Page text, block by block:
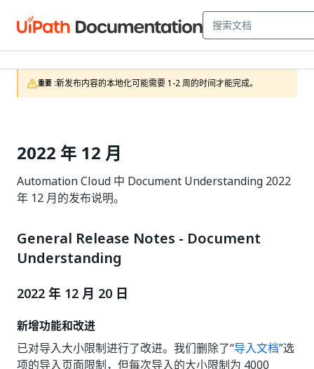
重要 :新发布内容的本地化可能需要 1-2 周的时间才能完成。
2022 年 12 月
Automation Cloud 中 Document Understanding 2022
年 12 月的发布说明。
General Release Notes - Document
Understanding
2022 年 12 月 20 日
新增功能和改进
已对导入大小限制进行了改进。我们删除了“导入文档”选
项的导入页面限制，但每次导入的大小限制为 4000